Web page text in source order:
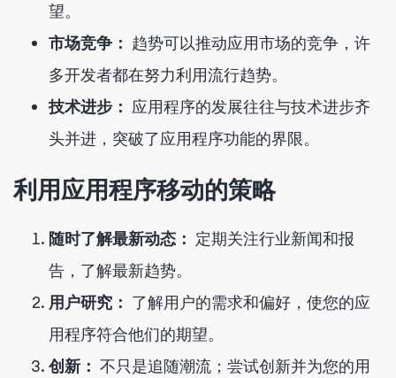
望。
市场竞争： 趋势可以推动应用市场的竞争，许
多开发者都在努力利用流行趋势。
技术进步： 应用程序的发展往往与技术进步齐
头并进，突破了应用程序功能的界限。
利用应用程序移动的策略
随时了解最新动态： 定期关注行业新闻和报
告，了解最新趋势。
用户研究： 了解用户的需求和偏好，使您的应
用程序符合他们的期望。
创新： 不只是追随潮流；尝试创新并为您的用